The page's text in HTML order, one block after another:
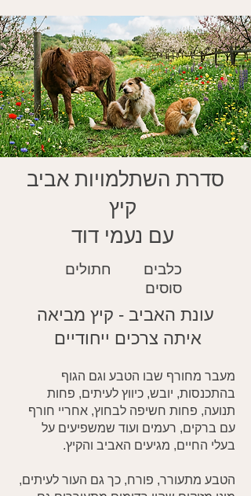
סדרת השתלמויות אביב
כלבים חתולים
סוסים
עונת האביב - קיץ מביאה
איתה צרכים ייחודיים
מעבר מחורף שבו הטבע וגם הגוף
בהתכנסות, יובש, כיווץ לעיתים, פחות
תנועה, פחות חשיפה לבחוץ, אחריי חורף
עם ברקים, רעמים ועוד שמשפיעים על
בעלי החיים, מגיעים האביב והקיץ.
הטבע מתעורר, פורח, כך גם העור לעיתים,